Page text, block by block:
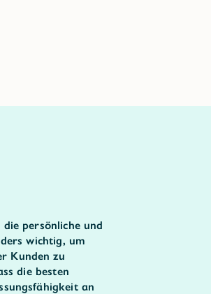
persönliche und
wichtig, um
Kunden zu
die besten
an